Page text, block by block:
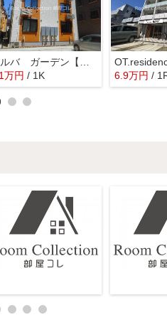
万円 / 1K
6.9万円 /